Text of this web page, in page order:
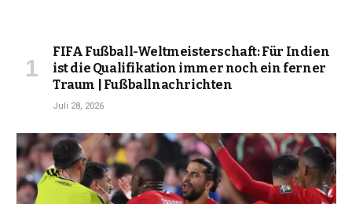
FIFA Fußball-Weltmeisterschaft: Für Indien
ist die Qualifikation immer noch ein ferner
Traum | Fußballnachrichten
Juli 28, 2026